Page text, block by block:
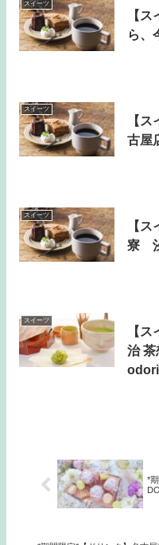
スイーツ
【
ら、
スイーツ
【
古屋
スイーツ
【
寮
スイーツ
【
治
*